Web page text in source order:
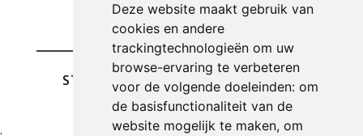
Deze website maakt gebruik van
cookies en andere
trackingtechnologieën om uw
browse-ervaring te verbeteren
voor de volgende doeleinden: om
de basisfunctionaliteit van de
website mogelijk te maken, om
STUREN